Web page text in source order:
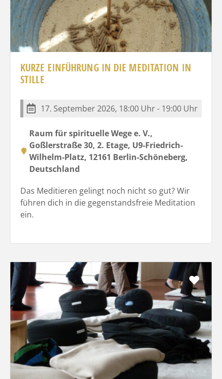
KURZE EINFÜHRUNG IN DIE MEDITATION IN
STILLE
17. September 2026, 18:00 Uhr - 19:00 Uhr
Raum für spirituelle Wege e. V.,
Goßlerstraße 30, 2. Etage, U9-Friedrich-
Wilhelm-Platz, 12161 Berlin-Schöneberg,
Deutschland
Das Meditieren gelingt noch nicht so gut? Wir
führen dich in die gegenstandsfreie Meditation
ein.